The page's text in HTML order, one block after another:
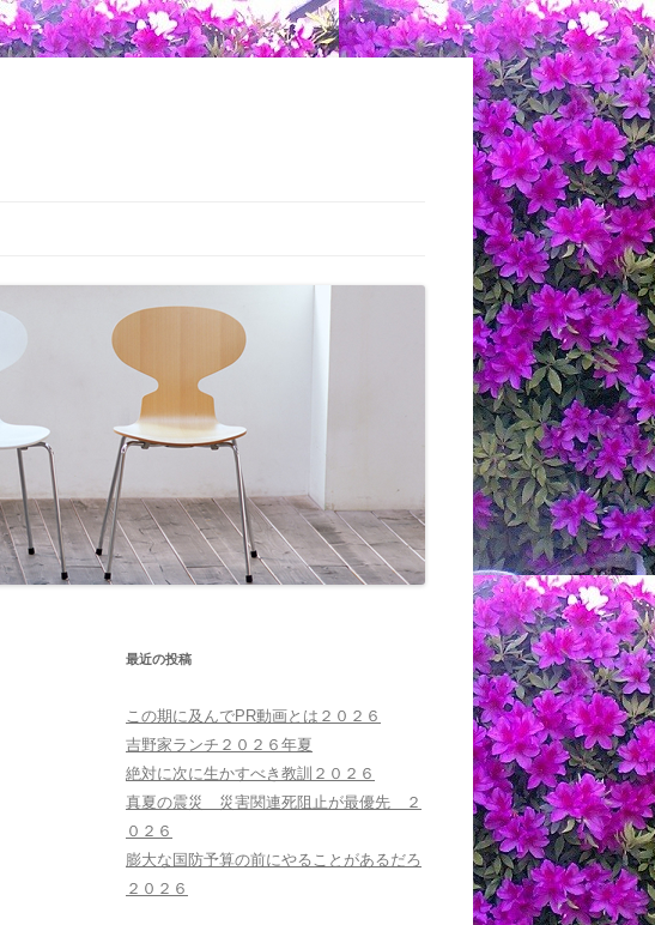
最近の投稿
この期に及んでPR動画とは２０２６
吉野家ランチ２０２６年夏
絶対に次に生かすべき教訓２０２６
真夏の震災 災害関連死阻止が最優先 ２
０２６
膨大な国防予算の前にやることがあるだろ
２０２６